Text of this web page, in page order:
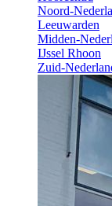
Noord-
Leeuwarden
Midden-
IJssel Rhoon
Zuid-